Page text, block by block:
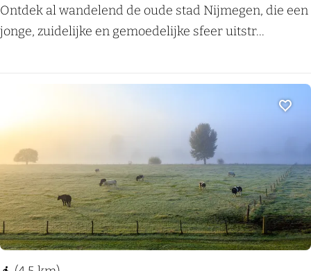
L
e
A
l
e
e
n
d
d
Ontdek al wandelend de oude stad Nijmegen, die een
jonge, zuidelijke en gemoedelijke sfeer uitstr...